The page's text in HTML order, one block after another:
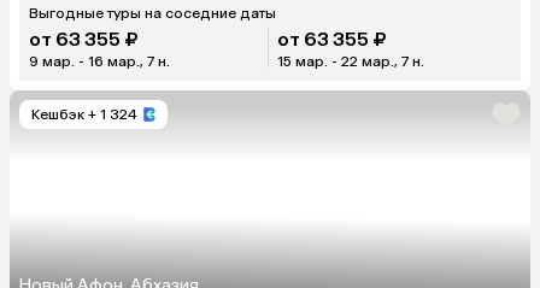
Выгодные туры на соседние даты
от 63 355 ₽
9 мар. - 16 мар., 7 н.
от 63 355 ₽
15 мар. - 22 мар., 7 н.
Кешбэк + 1 324